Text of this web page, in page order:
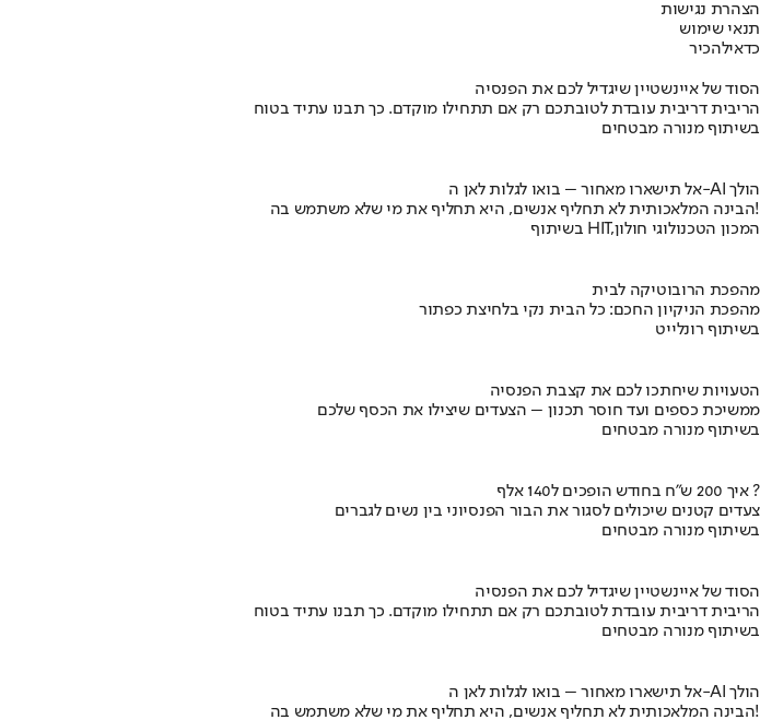
הצהרת נגישות
תנאי שימוש
כדאילהכיר
הסוד של איינשטיין שיגדיל לכם את הפנסיה
הריבית דריבית עובדת לטובתכם רק אם תתחילו מוקדם. כך תבנו עתיד בטוח
בשיתוף מנורה מבטחים
אל תישארו מאחור – בואו לגלות לאן ה-AI הולך
הבינה המלאכותית לא תחליף אנשים, היא תחליף את מי שלא משתמש בה!
בשיתוף HIT,המכון הטכנולוגי חולון
מהפכת הרובוטיקה לבית
מהפכת הניקיון החכם: כל הבית נקי בלחיצת כפתור
בשיתוף רונלייט
הטעויות שיחתכו לכם את קצבת הפנסיה
ממשיכת כספים ועד חוסר תכנון – הצעדים שיצילו את הכסף שלכם
בשיתוף מנורה מבטחים
איך 200 ש"ח בחודש הופכים ל140 אלף ?
צעדים קטנים שיכולים לסגור את הבור הפנסיוני בין נשים לגברים
בשיתוף מנורה מבטחים
הסוד של איינשטיין שיגדיל לכם את הפנסיה
הריבית דריבית עובדת לטובתכם רק אם תתחילו מוקדם. כך תבנו עתיד בטוח
בשיתוף מנורה מבטחים
אל תישארו מאחור – בואו לגלות לאן ה-AI הולך
הבינה המלאכותית לא תחליף אנשים, היא תחליף את מי שלא משתמש בה!